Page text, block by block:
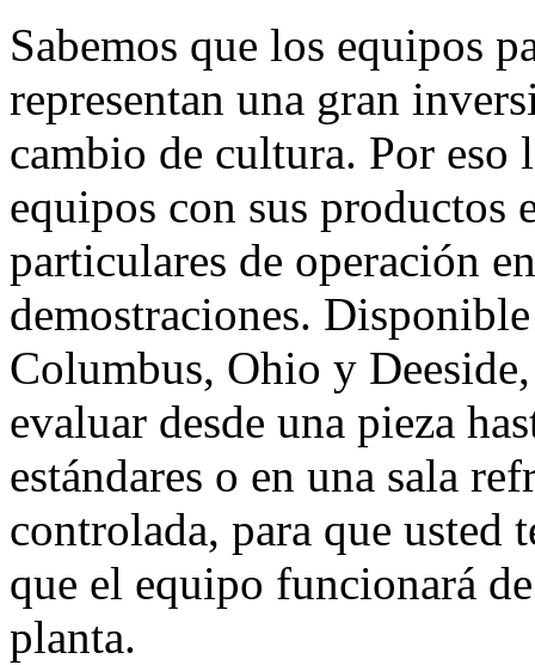
Sabemos que los equipos
representan una gran
cambio de cultura. Por eso
equipos con sus productos
particulares de operación
demostraciones.
Columbus, Ohio y
evaluar desde una pieza
estándares o en una sala
controlada, para que usted
que el equipo funcionará
planta.